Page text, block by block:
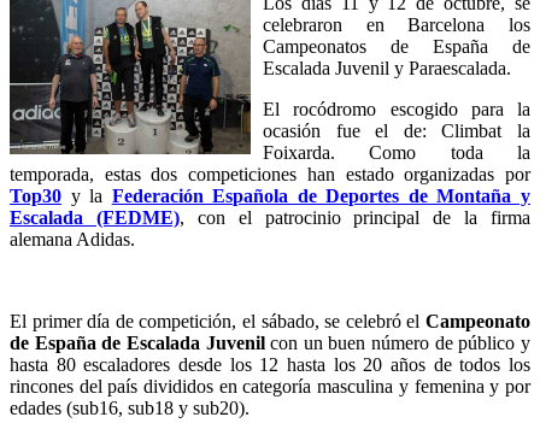
celebraron en Barcelona los
Campeonatos de España de
Escalada Juvenil y Paraescalada.
El rocódromo escogido para la
ocasión fue el de: Climbat la
Foixarda. Como toda la
temporada, estas dos competiciones han estado organizadas por
Top30 y la Federación Española de Deportes de Montaña y
Escalada (FEDME), con el patrocinio principal de la firma
alemana Adidas.
El primer día de competición, el sábado, se celebró el Campeonato
de España de Escalada Juvenilcon un buen número de público y
hasta 80 escaladores desde los 12 hasta los 20 años de todos los
rincones del país divididos en categoría masculina y femenina y por
edades (sub16, sub18 y sub20).